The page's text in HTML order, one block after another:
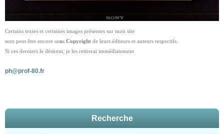
Certains textes et certaines images présentes sur mon site
sont peut être encore sous Copyright de leurs éditeurs et auteurs respectifs.
Si ces derniers le désirent, je les retirerai immédiatement
ph@prof-80.fr
Recherche